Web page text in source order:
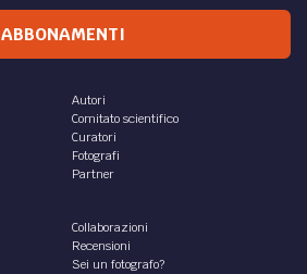
ABBONAMENTI
Autori
Comitato scientifico
Curatori
Fotografi
Partner
Collaborazioni
Recensioni
Sei un fotografo?